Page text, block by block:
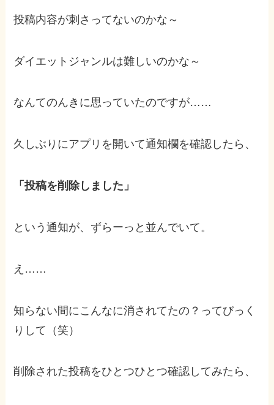
投稿内容が刺さってないのかな～
ダイエットジャンルは難しいのかな～
なんてのんきに思っていたのですが……
久しぶりにアプリを開いて通知欄を確認したら、
「投稿を削除しました」
という通知が、ずらーっと並んでいて。
え……
知らない間にこんなに消されてたの？ってびっく
りして（笑）
削除された投稿をひとつひとつ確認してみたら、